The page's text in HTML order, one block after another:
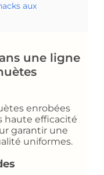
aux
une ligne
enrobées
haute efficacité
garantir une
uniformes.